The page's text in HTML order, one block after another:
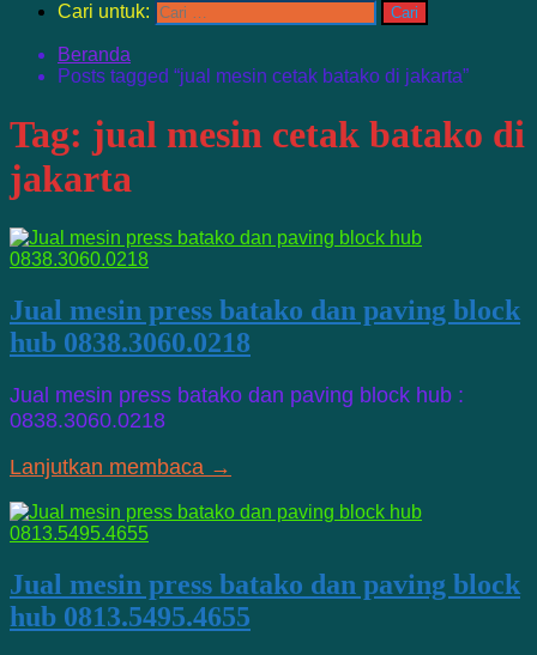
Cari untuk:
Beranda
Posts tagged “jual mesin cetak batako di jakarta”
Tag: jual mesin cetak batako di
jakarta
Jual mesin press batako dan paving block
hub 0838.3060.0218
Jual mesin press batako dan paving block hub :
0838.3060.0218
Lanjutkan membaca →
Jual mesin press batako dan paving block
hub 0813.5495.4655